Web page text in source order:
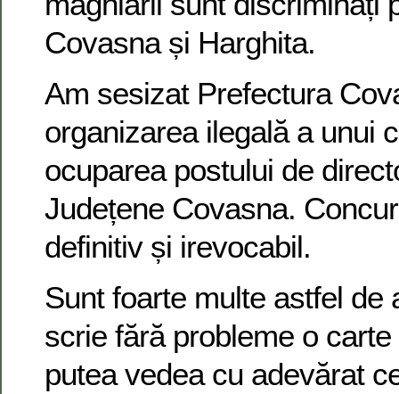
Covasna și Harghita.
Am sesizat Prefectura
organizarea ilegală a unui
ocuparea postului de
Județene Covasna.
definitiv și irevocabil.
Sunt foarte multe astfel de
scrie fără probleme o
putea vedea cu adevărat